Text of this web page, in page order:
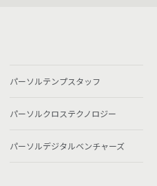
パーソルテンプスタッフ
パーソルクロステクノロジー
パーソルデジタルベンチャーズ